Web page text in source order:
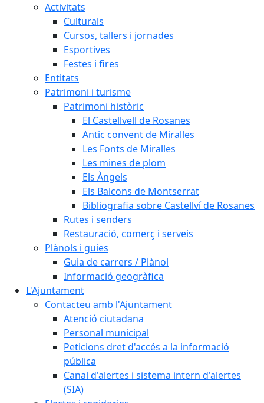
Activitats
Culturals
Cursos, tallers i jornades
Esportives
Festes i fires
Entitats
Patrimoni i turisme
Patrimoni històric
El Castellvell de Rosanes
Antic convent de Miralles
Les Fonts de Miralles
Les mines de plom
Els Àngels
Els Balcons de Montserrat
Bibliografia sobre Castellví de Rosanes
Rutes i senders
Restauració, comerç i serveis
Plànols i guies
Guia de carrers / Plànol
Informació geogràfica
L'Ajuntament
Contacteu amb l'Ajuntament
Atenció ciutadana
Personal municipal
Peticions dret d'accés a la informació
pública
Canal d'alertes i sistema intern d'alertes
(SIA)